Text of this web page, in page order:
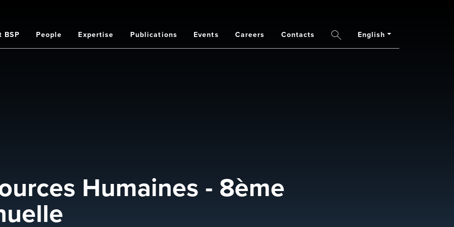
BSP People Expertise Publications Events Careers Contacts SearchEnglish
Humaines - 8ème